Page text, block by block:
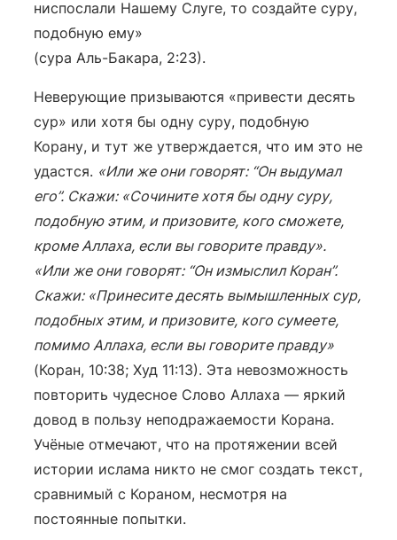
ниспослали Нашему Слуге, то создайте суру,
подобную ему»
(сура Аль-Бакара, 2:23).
Неверующие призываются «привести десять
сур» или хотя бы одну суру, подобную
Корану, и тут же утверждается, что им это не
удастся. «Или же они говорят: “Он выдумал
его”. Скажи: «Сочините хотя бы одну суру,
подобную этим, и призовите, кого сможете,
кроме Аллаха, если вы говорите правду».
«Или же они говорят: “Он измыслил Коран”.
Скажи: «Принесите десять вымышленных сур,
подобных этим, и призовите, кого сумеете,
помимо Аллаха, если вы говорите правду»
(Коран, 10:38; Худ 11:13). Эта невозможность
повторить чудесное Слово Аллаха — яркий
довод в пользу неподражаемости Корана.
Учёные отмечают, что на протяжении всей
истории ислама никто не смог создать текст,
сравнимый с Кораном, несмотря на
постоянные попытки.